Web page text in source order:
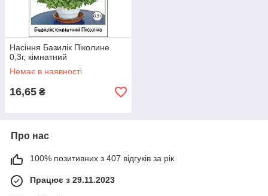
Насіння Базилік Піколине
0,3г, кімнатний
Немає в наявності
16,65 ₴
Про нас
100% позитивних з 407 відгуків за рік
Працює з 29.11.2023